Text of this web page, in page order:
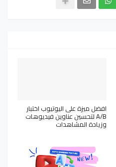
افضل ميزة على اليوتيوب اختبار
A/B لتحسين عناوين فيديوهات
وزيادة المشاهدات